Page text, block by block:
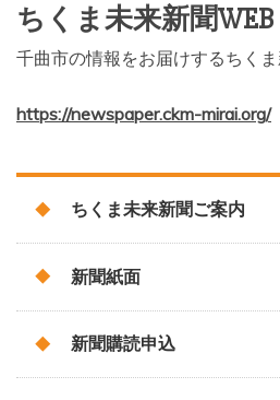
ちくま未来新聞WEB
千曲市の情報をお届けするちく
https://newspaper.ckm-mirai.org/
ちくま未来新聞ご案内
新聞紙面
新聞購読申込